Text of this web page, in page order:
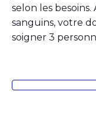
selon les
sanguins, votre
soigner 3